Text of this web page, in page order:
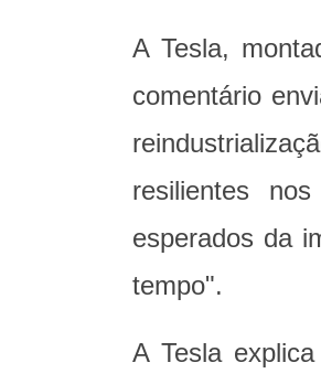
A Tesla,
comentário
resilientes
esperados da
tempo".
A Tesla